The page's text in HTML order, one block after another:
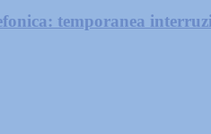
temporanea